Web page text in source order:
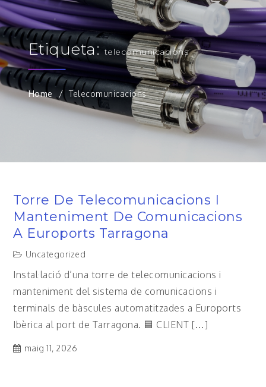
Etiqueta:telecomunicacions
Home Telecomunicacions
Torre De Telecomunicacions I
Manteniment De Comunicacions
A Euroports Tarragona
Uncategorized
Instal·lació d’una torre de telecomunicacions i
manteniment del sistema de comunicacions i
terminals de bàscules automatitzades a Euroports
Ibèrica al port de Tarragona. 🟦 CLIENT […]
maig 11, 2026